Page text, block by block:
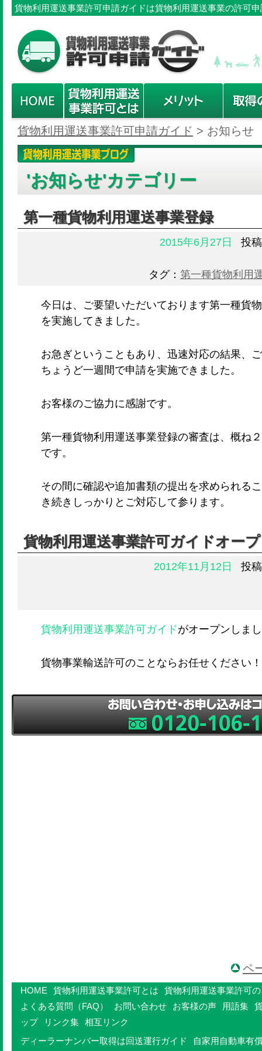
貨物利用運送事業許可申請ガイドは貨物利用運送事業の許可
貨物利用運送事業許可申請ガイド > お知らせ
'お知らせ'カテゴリー
第一種貨物利用運送事業登録
2015年6月27日 投
タグ： 第一種貨物利用
今日は、ご要望いただいております第一種貨
を実施してきました。
お急ぎということもあり、迅速対応の結果、
ちょうど一週間で申請を実施できました。
お客様のご協力に感謝です。
第一種貨物利用運送事業登録の審査は、概ね
です。
その間に確認や追加書類の提出を求められる
き続きしっかりとご対応して参ります。
貨物利用運送事業許可ガイドオー
2012年11月12日 投
貨物利用運送事業許可ガイドがオープンしま
貨物事業輸送許可のことならお任せください！
ペ
HOME 貨物利用運送事業許可とは
貨物利用運送事業許可
よくある質問（FAQ）
お問い合わせ お客様の声 用語集
ップ
リンク集 相互リンク
ディーラーナンバー取得は回送運行ガイド
自家用自動車有